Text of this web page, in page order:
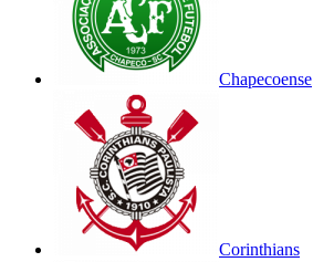
Chapecoense
Corinthians